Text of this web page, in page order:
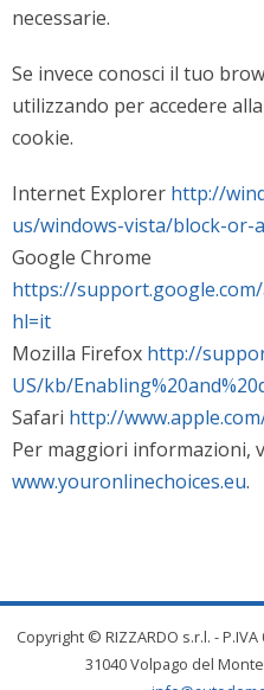
necessarie.
Se invece conosci il tuo
utilizzando per accedere
cookie.
Internet Explorer http://
us/windows-vista/block-or-
Google Chrome
https://
hl=it
Mozilla Firefox http://
US/kb/
Safari http://
Per maggiori informazioni,
www.youronlinechoices.eu.
Copyright © RIZZARDO s.r.l. -
31040 Volpago del